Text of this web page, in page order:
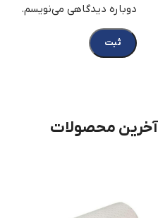
دوباره دیدگاهی می‌نویسم.
آخرین محصولات